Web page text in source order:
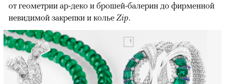
от геометрии ар-деко и брошей-балерин до фирменной
невидимой закрепки и колье Zip.